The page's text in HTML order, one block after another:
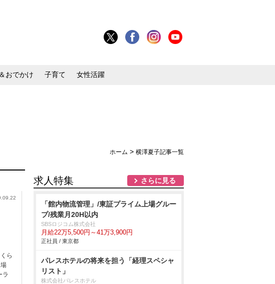
おでかけ 子育て 女性活躍
ホーム > 横澤夏子記事一覧
ら
場
ラ
求人特集 さらに見る
「館内物流管理」/東証プライム上場グルー
プ/残業月20H以内
SBSロジコム株式会社
月給22万5,500円～41万3,900円
正社員 / 東京都
パレスホテルの将来を担う「経理スペシャ
リスト」
株式会社パレスホテル